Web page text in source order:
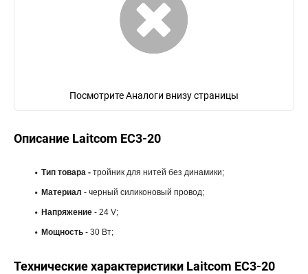
Посмотрите Аналоги внизу страницы
Описание Laitcom EC3-20
Тип товара - тройник для нитей без динамики;
Материал - черный силиконовый провод;
Напряжение - 24 V;
Мощность - 30 Вт;
Технические характеристики Laitcom EC3-20